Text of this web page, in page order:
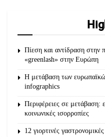
Πίεση και αντίδραση στην
«greenlash» στην Ευρώπη
Η μετάβαση των
infographics
Περιφέρειες σε μετάβαση:
κοινωνικές ισορροπίες
12 γιορτινές